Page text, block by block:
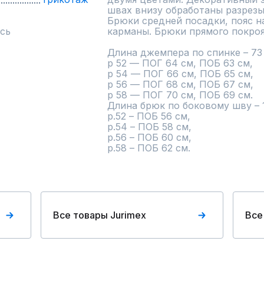
швах внизу обработаны
Брюки средней посадки, пояс
карманы. Брюки прямого
Длина джемпера по спинке –
р 52 — ПОГ 64 см, ПОБ 63 см,
р 54 — ПОГ 66 см, ПОБ 65 см,
р 56 — ПОГ 68 см, ПОБ 67 см,
р 58 — ПОГ 70 см, ПОБ 69 см.
Длина брюк по боковому шву –
р.52 – ПОБ 56 см,
р.54 – ПОБ 58 см,
р.56 – ПОБ 60 см,
р.58 – ПОБ 62 см.
Все товары Jurimex